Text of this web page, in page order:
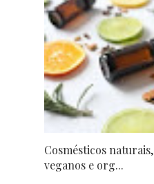
Cosmésticos naturais,
veganos e org...